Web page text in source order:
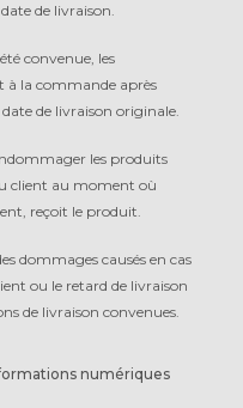
de livraison.
convenue, les
à la commande après
de livraison originale.
les produits
client au moment où
reçoit le produit.
dommages causés en cas
ou le retard de livraison
de livraison convenues.
numériques